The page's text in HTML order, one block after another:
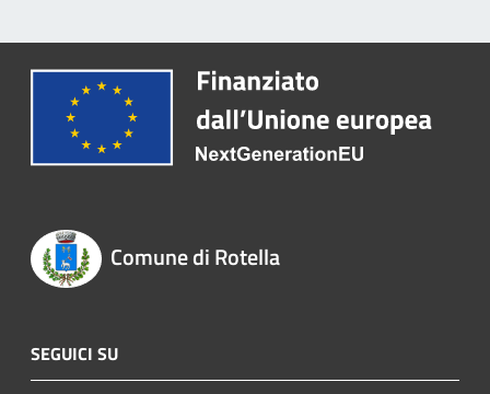
Comune di Rotella
SEGUICI SU